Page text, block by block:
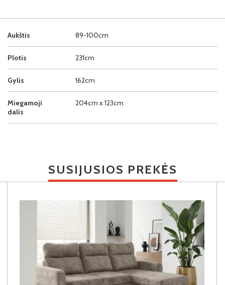
Aukštis 89-100cm
Plotis 231cm
Gylis 162cm
Miegamoji
dalis
204cm x 123cm
SUSIJUSIOS PREKĖS